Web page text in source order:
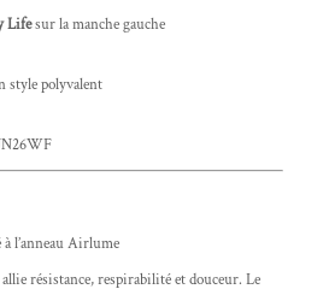
Lifesur la manche gauche
style polyvalent
l’anneau Airlume
résistance, respirabilité et douceur. Le